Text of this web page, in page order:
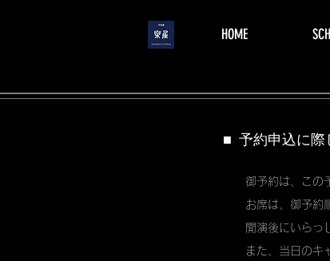
menu HOME
■ 予約申込に際
御予約は、この
お席は、御予約
開演後にいらっ
また、当日のキ